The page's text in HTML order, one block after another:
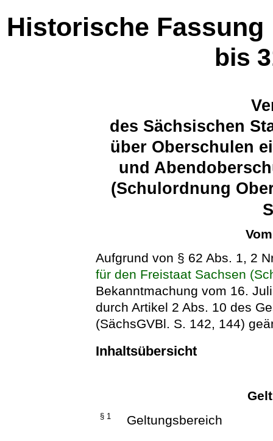
Historische Fassung
bis
des Sächsischen
über Oberschulen
und
(Schulordnung
Aufgrund von § 62 Abs. 1, 2
für den Freistaat Sachsen
Bekanntmachung vom 16.
durch Artikel 2 Abs. 10 des
(SächsGVBl. S. 142, 144)
Inhaltsübersicht
§ 1 Geltungsbereich